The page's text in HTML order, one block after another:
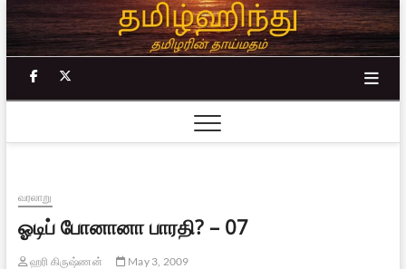
Skip
to
content
facebook
வரலாறு
ஓடிப் போனானா பாரதி? – 07
ஹரி கிருஷ்ணன்
May 3, 2009